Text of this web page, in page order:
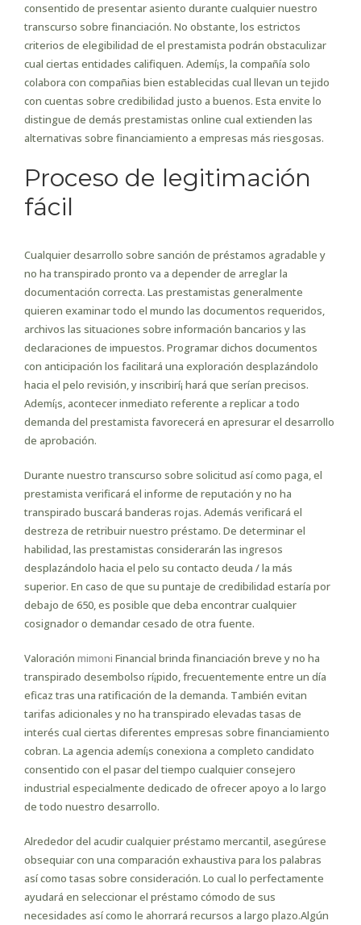
consentido de presentar asiento durante cualquier nuestro
transcurso sobre financiación. No obstante, los estrictos
criterios de elegibilidad de el prestamista podrán obstaculizar
cual ciertas entidades califiquen. Ademí¡s, la compañía solo
colabora con compañias bien establecidas cual llevan un tejido
con cuentas sobre credibilidad justo a buenos. Esta envite lo
distingue de demás prestamistas online cual extienden las
alternativas sobre financiamiento a empresas más riesgosas.
Proceso de legitimación
fácil
Cualquier desarrollo sobre sanción de préstamos agradable y
no ha transpirado pronto va a depender de arreglar la
documentación correcta. Las prestamistas generalmente
quieren examinar todo el mundo las documentos requeridos,
archivos las situaciones sobre información bancarios y las
declaraciones de impuestos. Programar dichos documentos
con anticipación los facilitará una exploración desplazándolo
hacia el pelo revisión, y inscribirí¡ hará que serían precisos.
Ademí¡s, acontecer inmediato referente a replicar a todo
demanda del prestamista favorecerá en apresurar el desarrollo
de aprobación.
Durante nuestro transcurso sobre solicitud así­ como paga, el
prestamista verificará el informe de reputación y no ha
transpirado buscará banderas rojas. Además verificará el
destreza de retribuir nuestro préstamo. De determinar el
habilidad, las prestamistas considerarán las ingresos
desplazándolo hacia el pelo su contacto deuda / la más
superior. En caso de que su puntaje de credibilidad estaría por
debajo de 650, es posible que deba encontrar cualquier
cosignador o demandar cesado de otra fuente.
Valoración mimoni Financial brinda financiación breve y no ha
transpirado desembolso rí¡pido, frecuentemente entre un día
eficaz tras una ratificación de la demanda. También evitan
tarifas adicionales y no ha transpirado elevadas tasas de
interés cual ciertas diferentes empresas sobre financiamiento
cobran. La agencia ademí¡s conexiona a completo candidato
consentido con el pasar del tiempo cualquier consejero
industrial especialmente dedicado de ofrecer apoyo a lo largo
de todo nuestro desarrollo.
Alrededor del acudir cualquier préstamo mercantil, asegúrese
obsequiar con una comparación exhaustiva para los palabras
así­ como tasas sobre consideración. Lo cual lo perfectamente
ayudará en seleccionar el préstamo cómodo de sus
necesidades así­ como le ahorrará recursos a largo plazo.Algún